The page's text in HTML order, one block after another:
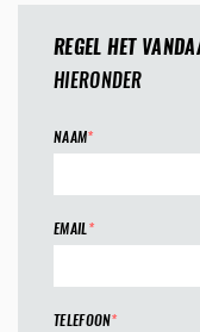
REGEL HET
HIERONDER
NAAM*
EMAIL*
TELEFOON*